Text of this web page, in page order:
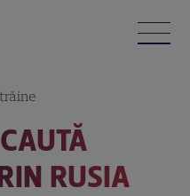
RUSIA